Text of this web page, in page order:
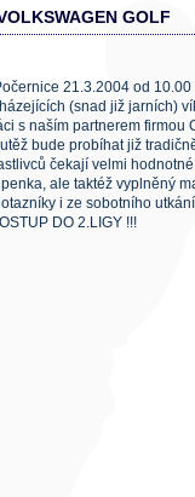
GOLF
21.3.2004 od
(snad již jarních)
s naším partnerem firmou
bude probíhat již
čekají velmi
ale taktéž vyplněný
i ze sobotního
DO 2.LIGY !!!